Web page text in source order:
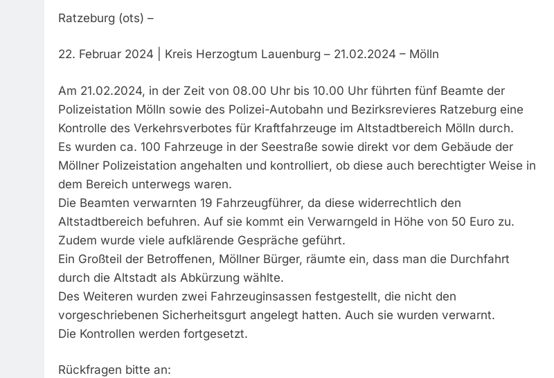
Ratzeburg (ots) –
22. Februar 2024 | Kreis Herzogtum Lauenburg – 21.02.2024 – Mölln
Am 21.02.2024, in der Zeit von 08.00 Uhr bis 10.00 Uhr führten fünf Beamte der
Polizeistation Mölln sowie des Polizei-Autobahn und Bezirksrevieres Ratzeburg eine
Kontrolle des Verkehrsverbotes für Kraftfahrzeuge im Altstadtbereich Mölln durch.
Es wurden ca. 100 Fahrzeuge in der Seestraße sowie direkt vor dem Gebäude der
Möllner Polizeistation angehalten und kontrolliert, ob diese auch berechtigter Weise in
dem Bereich unterwegs waren.
Die Beamten verwarnten 19 Fahrzeugführer, da diese widerrechtlich den
Altstadtbereich befuhren. Auf sie kommt ein Verwarngeld in Höhe von 50 Euro zu.
Zudem wurde viele aufklärende Gespräche geführt.
Ein Großteil der Betroffenen, Möllner Bürger, räumte ein, dass man die Durchfahrt
durch die Altstadt als Abkürzung wählte.
Des Weiteren wurden zwei Fahrzeuginsassen festgestellt, die nicht den
vorgeschriebenen Sicherheitsgurt angelegt hatten. Auch sie wurden verwarnt.
Die Kontrollen werden fortgesetzt.
Rückfragen bitte an: